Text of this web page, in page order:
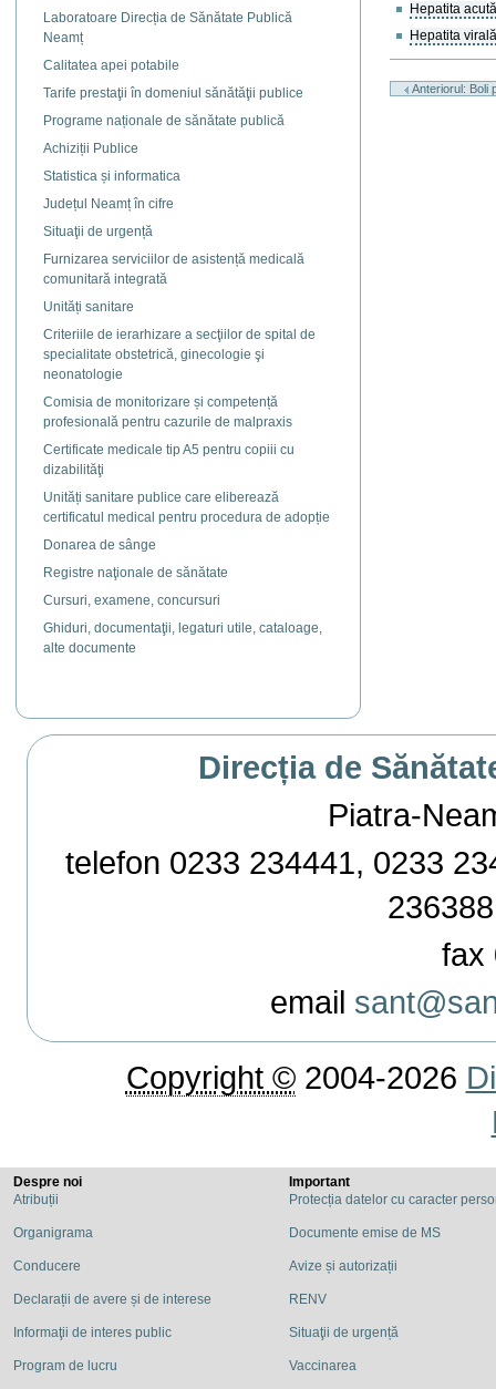
Laboratoare Direcția de Sănătate Publică
Neamț
Calitatea apei potabile
Tarife prestaţii în domeniul sănătăţii publice
Programe naționale de sănătate publică
Achiziții Publice
Statistica și informatica
Județul Neamț în cifre
Situaţii de urgență
Furnizarea serviciilor de asistență medicală
comunitară integrată
Unități sanitare
Criteriile de ierarhizare a secţiilor de spital de
specialitate obstetrică, ginecologie şi
neonatologie
Comisia de monitorizare și competență
profesională pentru cazurile de malpraxis
Certificate medicale tip A5 pentru copiii cu
dizabilităţi
Unități sanitare publice care eliberează
certificatul medical pentru procedura de adopție
Donarea de sânge
Registre naţionale de sănătate
Cursuri, examene, concursuri
Ghiduri, documentaţii, legaturi utile, cataloage,
alte documente
Hepatita
Hepatita
document
Anteriorul: Boli
Direcția de
Piatra-
telefon 0233 234441, 0233
fax
email
Copyright ©2004-2026
Despre noi
Atribuții
Organigrama
Conducere
Declarații de avere și de interese
Informaţii de interes public
Program de lucru
Important
Protecția datelor cu caracter
Documente emise de MS
Avize și autorizații
RENV
Situaţii de urgență
Vaccinarea